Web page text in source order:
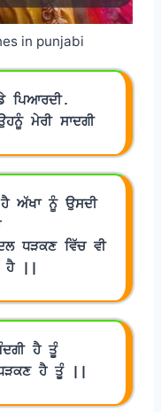
in punjabi
ਪਿਆਰਦੀ.
ਮੇਰੀ ਸਾਦਗੀ
ਹੈ ਅੱਖਾ ਨੂੰ ਉਸਦੀ
ਧੜਕਣ ਵਿੱਚ ਵੀ
ਹੈ ||
ਹੈ ਤੂੰ
ਧੜਕਣ ਹੈ ਤੂੰ ||